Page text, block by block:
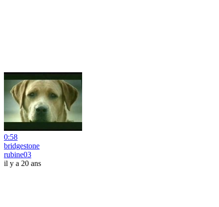
0:58
bridgestone
rubine03
il y a 20 ans